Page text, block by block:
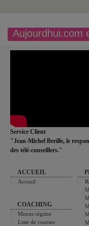
Aujourdhui.com
Service Client
"Jean-Michel Berille, le
des télé-conseillers."
ACCUEIL
Accueil
COACHING
Menus régime
Liste de courses